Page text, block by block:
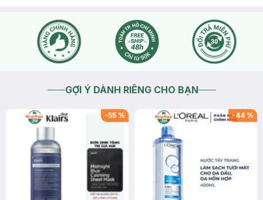
tình thấy e này,thử lên tay và phaie múc liền e ấy. lên màu đẹp
hơn Hàn Trung nhiều. vỏ ngoài cũng đẹp nữa. siêu xinh luôn.
phấn lấp lánh siêu đẹp.
GỢI Ý DÀNH RIÊNG CHO BẠN
-55 % -44 %